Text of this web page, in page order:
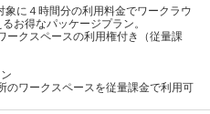
象に４時間分の利用料金でワークラウ
お得なパッケージプラン。
ークスペースの利用権付き（従量課
のワークスペースを従量課金で利用可